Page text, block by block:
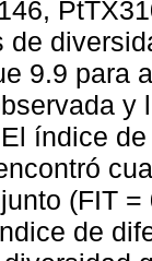
de
9.9 para
y
índice
(FIT
de